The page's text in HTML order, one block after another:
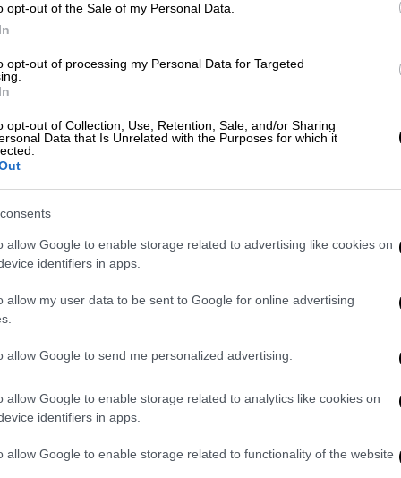
opt-out of the Sale of my Personal Data.
opt-out of processing my Personal Data for Targeted
opt-out of Collection, Use, Retention, Sale, and/or Sharing
Data that Is Unrelated with the Purposes for which it
allow Google to enable storage related to advertising like cookies on
identifiers in apps.
allow my user data to be sent to Google for online advertising
allow Google to send me personalized advertising.
allow Google to enable storage related to analytics like cookies on
identifiers in apps.
allow Google to enable storage related to functionality of the website
τοneakriti.gr, οι έρευνες των αρχών
στοιχεία που προέκυψαν
σημαντικά την αρχική εικόνα
και τα τρία ανήλικα παιδιά της
στην Α’ Δημοτικού και το μικρότερο να
όσα συνέβησαν εκτυλίχθηκαν
και σοκ.
η 28χρονη βρέθηκε εκτός αυτοκινήτου
με την πρόοδο της αστυνομικής
να επιβάρυναν τη θέση του.
το
να λείπει ο προφυλακτήρας.
φέρεται να τον τοποθέτησε αργότερα